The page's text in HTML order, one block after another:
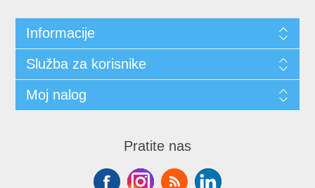
Informacije
Služba za korisnike
Moj nalog
Pratite nas